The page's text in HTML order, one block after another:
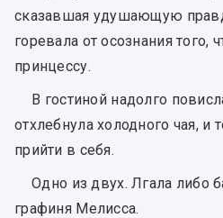
сказавшая удушающую
горевала от осознания того,
принцессу.
В гостиной надолго
отхлебнула холодного чая, и
прийти в себя.
Одно из двух. Лгала либо
графиня Мелисса.